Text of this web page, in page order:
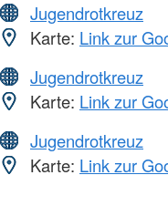
Jugendrotkreuz
Karte: Link zur
Jugendrotkreuz
Karte: Link zur
Jugendrotkreuz
Karte: Link zur